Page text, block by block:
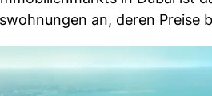
an, deren Preise